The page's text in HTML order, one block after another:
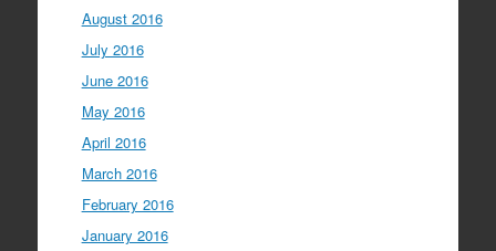
August 2016
July 2016
June 2016
May 2016
April 2016
March 2016
February 2016
January 2016